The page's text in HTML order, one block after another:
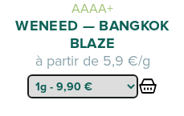
AAAA+
WENEED — BANGKOK
BLAZE
à partir de 5,9 €/g